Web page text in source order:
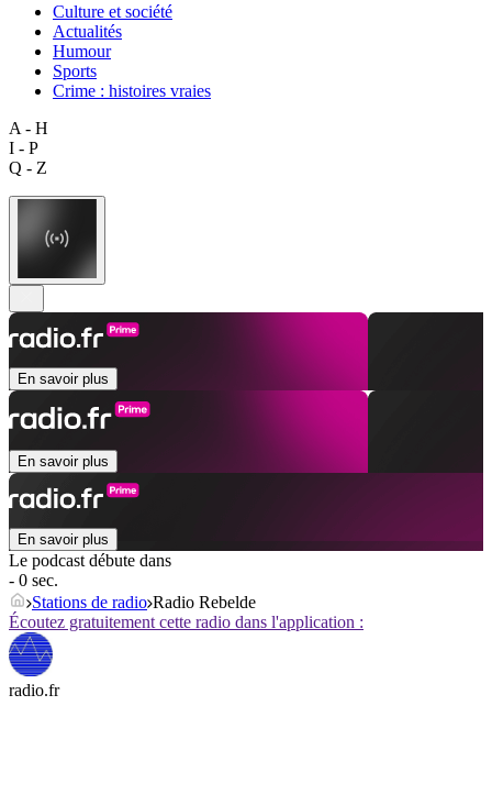
Culture et société
Actualités
Humour
Sports
Crime : histoires vraies
A - H
I - P
Q - Z
En savoir plus
En savoir plus
En savoir plus
Le podcast débute dans
- 0 sec.
Stations de radio Radio Rebelde
Écoutez gratuitement cette radio dans l'application :
radio.fr